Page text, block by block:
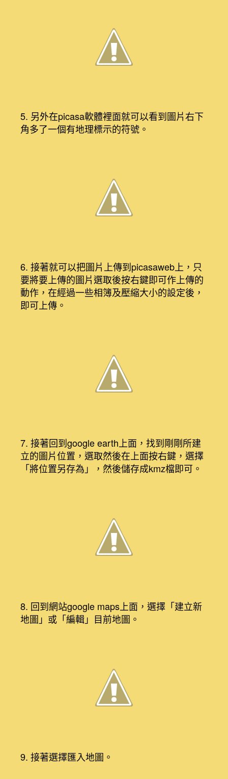
5. 另外在picasa軟體裡面就可以看到圖片右下
角多了一個有地理標示的符號。
6. 接著就可以把圖片上傳到picasaweb上，只
要將要上傳的圖片選取後按右鍵即可作上傳的
動作，在經過一些相簿及壓縮大小的設定後，
即可上傳。
7. 接著回到google earth上面，找到剛剛所建
立的圖片位置，選取然後在上面按右鍵，選擇
「將位置另存為」，然後儲存成kmz檔即可。
8. 回到網站google maps上面，選擇「建立新
地圖」或「編輯」目前地圖。
9. 接著選擇匯入地圖。